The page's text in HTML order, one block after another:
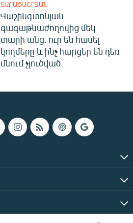
ՏԱՐԱԾԱՇՐՋԱՆ
Վաշինգտոնյան
գագաթնաժողովից մեկ
տարի անց. ուր են հասել
կողմերը և ինչ հարցեր են դեռ
մնում չլուծված